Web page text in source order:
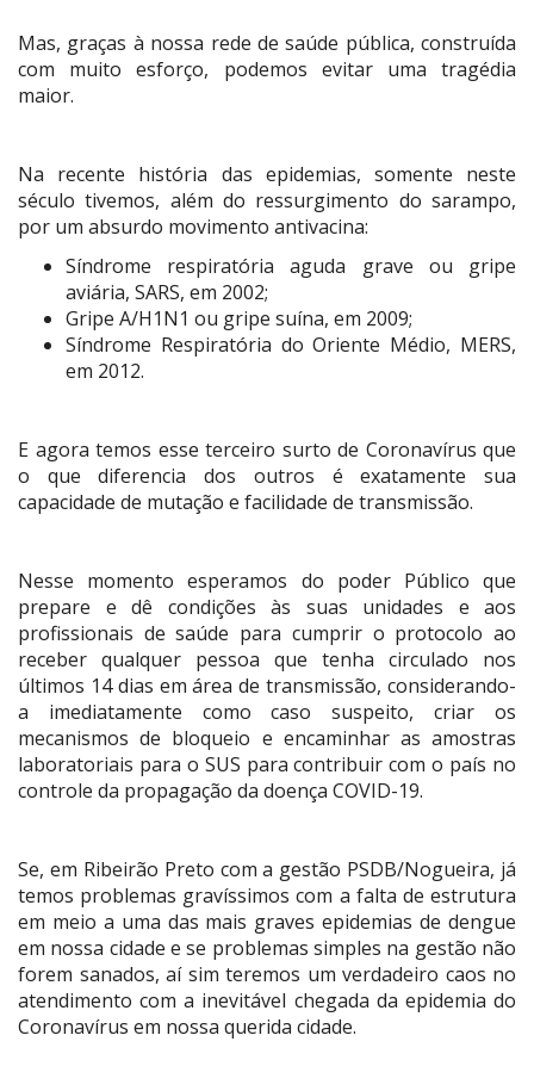
Mas, graças à nossa rede de saúde pública, construída
com muito esforço, podemos evitar uma tragédia
maior.
Na recente história das epidemias, somente neste
século tivemos, além do ressurgimento do sarampo,
por um absurdo movimento antivacina:
Síndrome respiratória aguda grave ou gripe
aviária, SARS, em 2002;
Gripe A/H1N1 ou gripe suína, em 2009;
Síndrome Respiratória do Oriente Médio, MERS,
em 2012.
E agora temos esse terceiro surto de Coronavírus que
o que diferencia dos outros é exatamente sua
capacidade de mutação e facilidade de transmissão.
Nesse momento esperamos do poder Público que
prepare e dê condições às suas unidades e aos
profissionais de saúde para cumprir o protocolo ao
receber qualquer pessoa que tenha circulado nos
últimos 14 dias em área de transmissão, considerando-
a imediatamente como caso suspeito, criar os
mecanismos de bloqueio e encaminhar as amostras
laboratoriais para o SUS para contribuir com o país no
controle da propagação da doença COVID-19.
Se, em Ribeirão Preto com a gestão PSDB/Nogueira, já
temos problemas gravíssimos com a falta de estrutura
em meio a uma das mais graves epidemias de dengue
em nossa cidade e se problemas simples na gestão não
forem sanados, aí sim teremos um verdadeiro caos no
atendimento com a inevitável chegada da epidemia do
Coronavírus em nossa querida cidade.